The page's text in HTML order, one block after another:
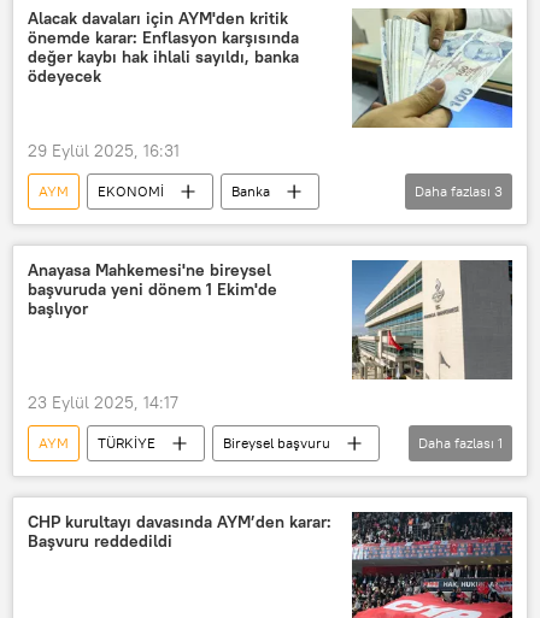
Türkiye
Yüksek Mahkeme
Alacak davaları için AYM'den kritik
önemde karar: Enflasyon karşısında
değer kaybı hak ihlali sayıldı, banka
ödeyecek
29 Eylül 2025, 16:31
AYM EKONOMİ
Banka
Alacak
Enflasyon
emsal karar
Daha fazlası 3
Anayasa Mahkemesi'ne bireysel
başvuruda yeni dönem 1 Ekim'de
başlıyor
23 Eylül 2025, 14:17
AYM TÜRKİYE
Bireysel başvuru
Avukat
Daha fazlası 1
CHP kurultayı davasında AYM’den karar:
Başvuru reddedildi